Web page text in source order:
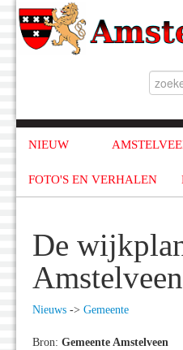
NIEUW
FOTO'S EN VERHALEN
De
Nieuws -> Gemeente
Bron: Gemeente Amstelveen